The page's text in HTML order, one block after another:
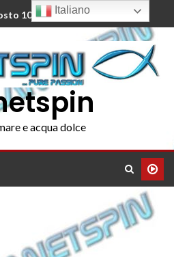
10, 2026
e acqua dolce
Italiano